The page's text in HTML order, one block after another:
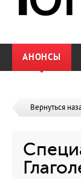
АНОНСЫ
Вернуться